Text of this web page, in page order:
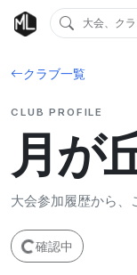
大会、ク
クラブ一覧
CLUB PROFILE
月が
大会参加履歴から、
確認中